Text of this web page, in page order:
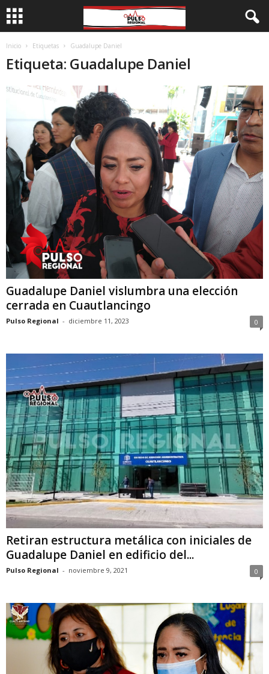
Inicio Etiquetas Guadalupe Daniel
Etiqueta: Guadalupe Daniel
Guadalupe Daniel vislumbra una elección
cerrada en Cuautlancingo
Pulso Regional - diciembre 11, 2023 0
Retiran estructura metálica con iniciales de
Guadalupe Daniel en edificio del...
Pulso Regional - noviembre 9, 2021 0